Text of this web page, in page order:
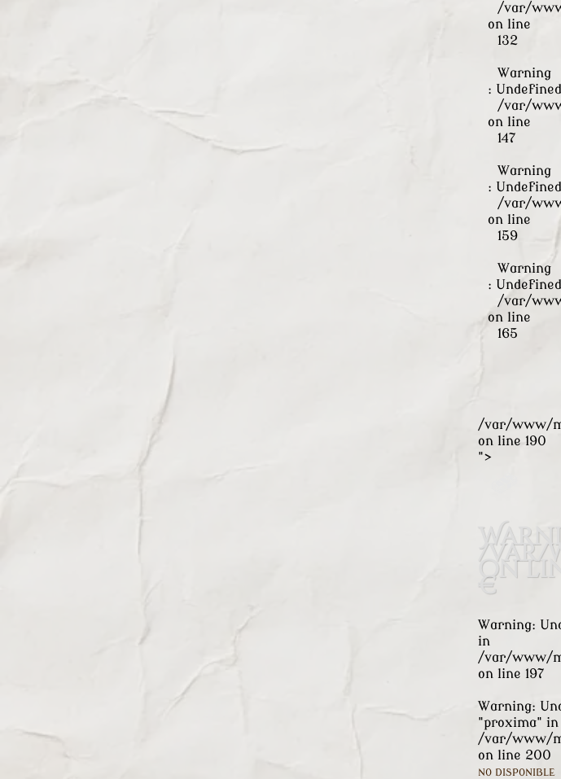
/var/
on line
132
Warning
:
/var/
on line
147
Warning
:
/var/
on line
159
Warning
:
/var/
on line
165
/var/www/
on line 190
">
/var/
on
€
Warning:
in
/var/www/
on line 197
Warning:
"proxima" in
/var/www/
on line 200
NO DISPONIBLE